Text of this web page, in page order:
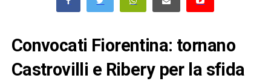
Convocati Fiorentina: tornano
Castrovilli e Ribery per la sfida